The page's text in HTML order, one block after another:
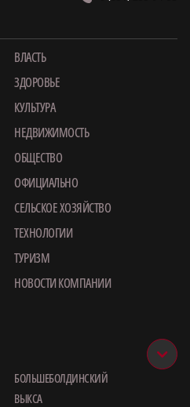
ВЛАСТЬ
ЗДОРОВЬЕ
КУЛЬТУРА
НЕДВИЖИМОСТЬ
ОБЩЕСТВО
ОФИЦИАЛЬНО
СЕЛЬСКОЕ ХОЗЯЙСТВО
ТЕХНОЛОГИИ
ТУРИЗМ
НОВОСТИ КОМПАНИИ
БОЛЬШЕБОЛДИНСКИЙ
ВЫКСА